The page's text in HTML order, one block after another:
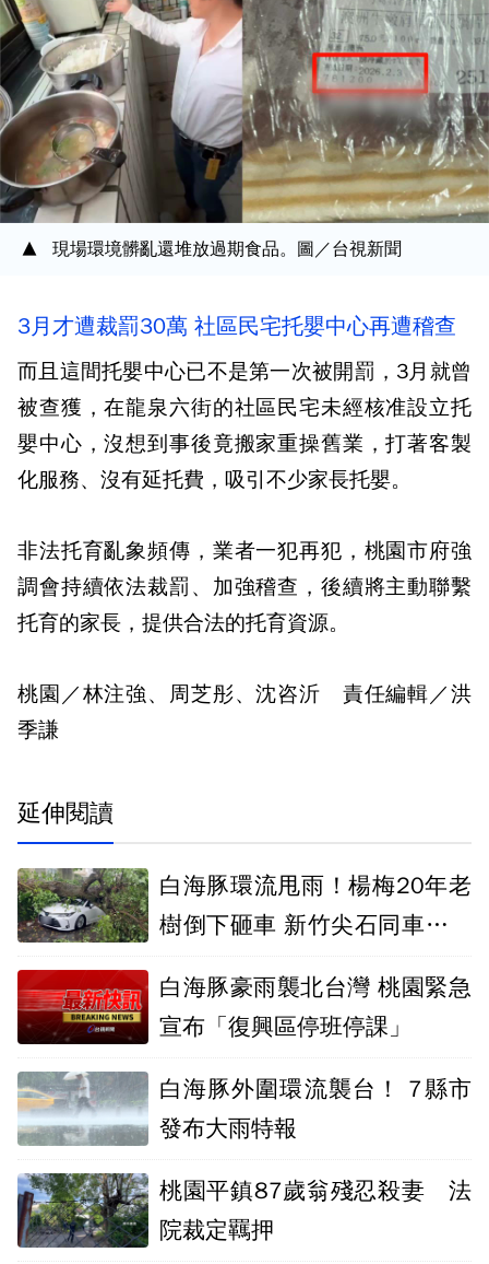
現場環境髒亂還堆放過期食品。圖／台視新聞
3月才遭裁罰30萬 社區民宅托嬰中心再遭稽查
而且這間托嬰中心已不是第一次被開罰，3月就曾
被查獲，在龍泉六街的社區民宅未經核准設立托
嬰中心，沒想到事後竟搬家重操舊業，打著客製
化服務、沒有延托費，吸引不少家長托嬰。
非法托育亂象頻傳，業者一犯再犯，桃園市府強
調會持續依法裁罰、加強稽查，後續將主動聯繫
托育的家長，提供合法的托育資源。
桃園／林注強、周芝彤、沈咨沂 責任編輯／洪
季謙
延伸閱讀
白海豚環流甩雨！楊梅20年老
樹倒下砸車 新竹尖石同車高巨
白海豚豪雨襲北台灣 桃園緊急
宣布「復興區停班停課」
白海豚外圍環流襲台！ 7縣市
發布大雨特報
桃園平鎮87歲翁殘忍殺妻 法
院裁定羈押